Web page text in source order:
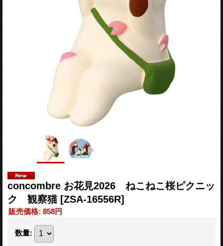
concombre お花見2026 ねこねこ桜ピクニッ
ク 観察猫 [ZSA-16556R]
販売価格: 858円
数量: